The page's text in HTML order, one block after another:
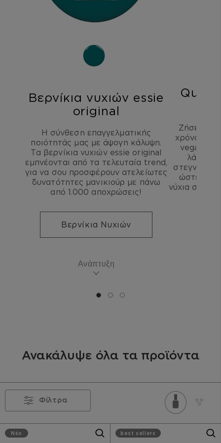
Βερνίκια νυχιών essie
original
Η σύνθεση επαγγελματικής
ποιότητάς μας με άψογη κάλυψη.
Τα βερνίκια νυχιών essie original
εμπνέονται από τα τελευταία trend,
για να σου προσφέρουν ατελείωτες
δυνατότητες μανικιούρ με πάνω
από 1.000 αποχρώσεις!
Βερνίκια Νυχιών
Ανάπτυξη
Quick
Ζήσε τη
χρόνο
vegan
λάμψης
στεγνώνει
ώστε να
νύχια σου
go to 0go to 1go to 2
Ανακάλυψε όλα τα προϊόντα
Φίλτρα
Νέο best sellers